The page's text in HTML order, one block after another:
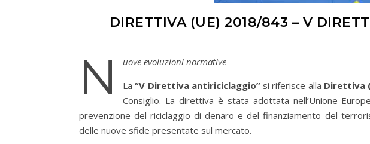
DIRETTIVA (UE) 2018/843 – V
N
uove evoluzioni normative
La“V Direttiva antiriciclaggio”si riferisce alla Direttiva
Consiglio. La direttiva è stata adottata nell’Unione
prevenzione del riciclaggio di denaro e del finanziamento del
delle nuove sfide presentate sul mercato.